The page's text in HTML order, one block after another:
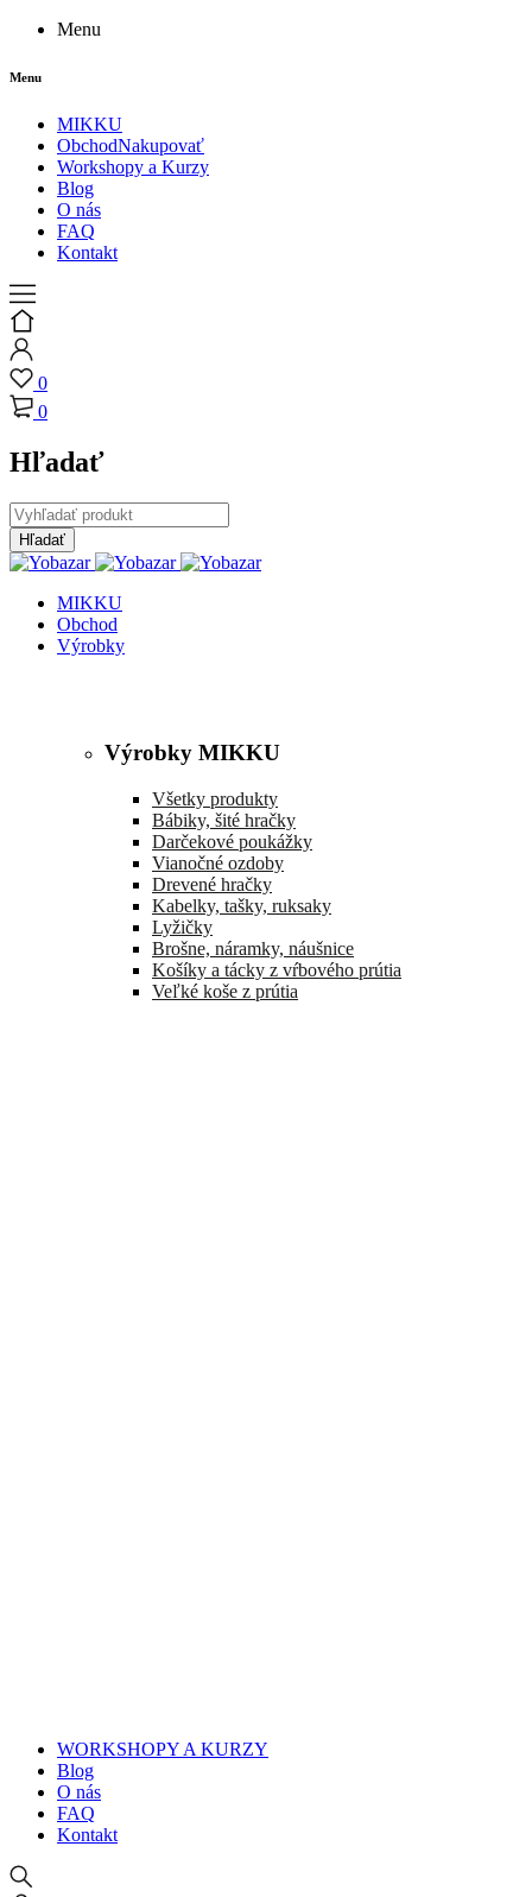
Menu
Menu
MIKKU
ObchodNakupovať
Workshopy a Kurzy
Blog
O nás
FAQ
Kontakt
0
0
Hľadať
MIKKU
Obchod
Výrobky
Výrobky MIKKU
Všetky produkty
Bábiky, šité hračky
Darčekové poukážky
Vianočné ozdoby
Drevené hračky
Kabelky, tašky, ruksaky
Lyžičky
Brošne, náramky, náušnice
Košíky a tácky z vŕbového prútia
Veľké koše z prútia
WORKSHOPY A KURZY
Blog
O nás
FAQ
Kontakt